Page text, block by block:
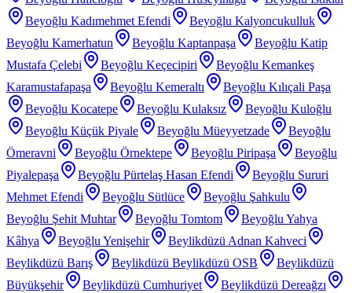
Beyoğlu Kadımehmet Efendi
Beyoğlu Kalyoncukulluk
Beyoğlu Kamerhatun
Beyoğlu Kaptanpaşa
Beyoğlu Katip
Mustafa Çelebi
Beyoğlu Keçecipiri
Beyoğlu Kemankeş
Karamustafapaşa
Beyoğlu Kemeraltı
Beyoğlu Kılıçali Paşa
Beyoğlu Kocatepe
Beyoğlu Kulaksız
Beyoğlu Kuloğlu
Beyoğlu Küçük Piyale
Beyoğlu Müeyyetzade
Beyoğlu
Ömeravni
Beyoğlu Örnektepe Beyoğlu Piripaşa
Beyoğlu
Piyalepaşa
Beyoğlu Pürtelaş Hasan Efendi
Beyoğlu Sururi
Mehmet Efendi
Beyoğlu Sütlüce
Beyoğlu Şahkulu
Beyoğlu Şehit Muhtar
Beyoğlu Tomtom
Beyoğlu Yahya
Kâhya
Beyoğlu Yenişehir
Beylikdüzü Adnan Kahveci
Beylikdüzü Barış
Beylikdüzü Beylikdüzü OSB
Beylikdüzü
Büyükşehir
Beylikdüzü Cumhuriyet
Beylikdüzü Dereağzı